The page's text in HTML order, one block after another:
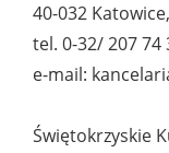
40-032
tel. 0-32/ 207 74
e-mail:
Świętokrzyskie